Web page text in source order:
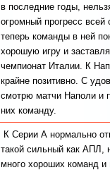
в последние годы,
огромный прогресс всей
теперь команды в ней
хорошую игру и
чемпионат Италии. К
крайне позитивно. С
смотрю матчи Наполи и
них команду.
К Серии А нормально
такой сильный как АПЛ,
много хороших команд и